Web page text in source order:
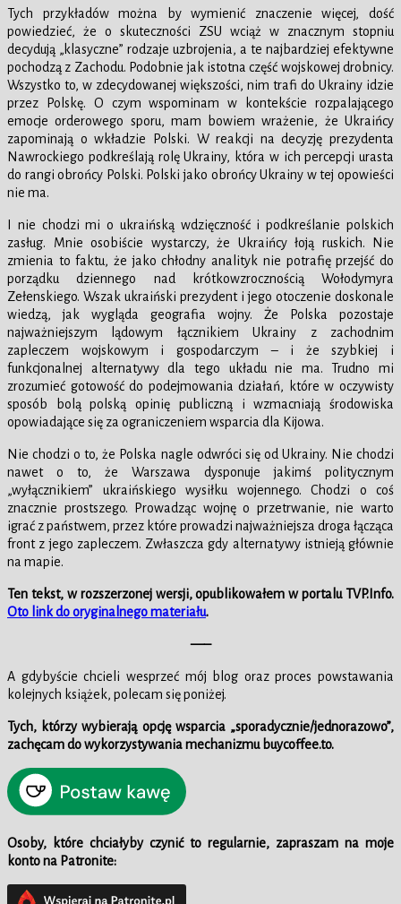
Tych przykładów można by wymienić znaczenie więcej, dość
powiedzieć, że o skuteczności ZSU wciąż w znacznym stopniu
decydują „klasyczne” rodzaje uzbrojenia, a te najbardziej efektywne
pochodzą z Zachodu. Podobnie jak istotna część wojskowej drobnicy.
Wszystko to, w zdecydowanej większości, nim trafi do Ukrainy idzie
przez Polskę. O czym wspominam w kontekście rozpalającego
emocje orderowego sporu, mam bowiem wrażenie, że Ukraińcy
zapominają o wkładzie Polski. W reakcji na decyzję prezydenta
Nawrockiego podkreślają rolę Ukrainy, która w ich percepcji urasta
do rangi obrońcy Polski. Polski jako obrońcy Ukrainy w tej opowieści
nie ma.
I nie chodzi mi o ukraińską wdzięczność i podkreślanie polskich
zasług. Mnie osobiście wystarczy, że Ukraińcy łoją ruskich. Nie
zmienia to faktu, że jako chłodny analityk nie potrafię przejść do
porządku dziennego nad krótkowzrocznością Wołodymyra
Zełenskiego. Wszak ukraiński prezydent i jego otoczenie doskonale
wiedzą, jak wygląda geografia wojny. Że Polska pozostaje
najważniejszym lądowym łącznikiem Ukrainy z zachodnim
zapleczem wojskowym i gospodarczym – i że szybkiej i
funkcjonalnej alternatywy dla tego układu nie ma. Trudno mi
zrozumieć gotowość do podejmowania działań, które w oczywisty
sposób bolą polską opinię publiczną i wzmacniają środowiska
opowiadające się za ograniczeniem wsparcia dla Kijowa.
Nie chodzi o to, że Polska nagle odwróci się od Ukrainy. Nie chodzi
nawet o to, że Warszawa dysponuje jakimś politycznym
„wyłącznikiem” ukraińskiego wysiłku wojennego. Chodzi o coś
znacznie prostszego. Prowadząc wojnę o przetrwanie, nie warto
igrać z państwem, przez które prowadzi najważniejsza droga łącząca
front z jego zapleczem. Zwłaszcza gdy alternatywy istnieją głównie
na mapie.
Ten tekst, w rozszerzonej wersji, opublikowałem w portalu TVP.Info.
Oto link do oryginalnego materiału.
—–
A gdybyście chcieli wesprzeć mój blog oraz proces powstawania
kolejnych książek, polecam się poniżej.
Tych, którzy wybierają opcję wsparcia „sporadycznie/jednorazowo”,
zachęcam do wykorzystywania mechanizmu buycoffee.to.
Osoby, które chciałyby czynić to regularnie, zapraszam na moje
konto na Patronite: